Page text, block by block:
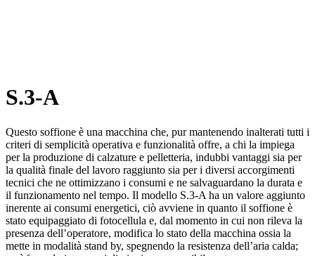
S.3-A
Questo soffione è una macchina che, pur mantenendo inalterati tutti i
criteri di semplicità operativa e funzionalità offre, a chi la impiega
per la produzione di calzature e pelletteria, indubbi vantaggi sia per
la qualità finale del lavoro raggiunto sia per i diversi accorgimenti
tecnici che ne ottimizzano i consumi e ne salvaguardano la durata e
il funzionamento nel tempo. Il modello S.3-A ha un valore aggiunto
inerente ai consumi energetici, ciò avviene in quanto il soffione è
stato equipaggiato di fotocellula e, dal momento in cui non rileva la
presenza dell’operatore, modifica lo stato della macchina ossia la
mette in modalità stand by, spegnendo la resistenza dell’aria calda;